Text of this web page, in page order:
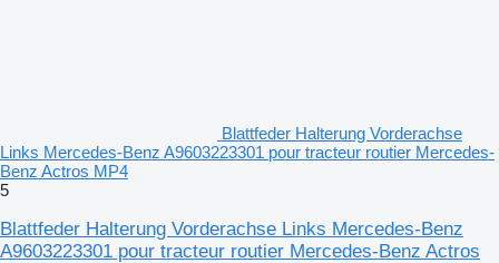
Blattfeder Halterung Vorderachse
Links Mercedes-Benz A9603223301 pour tracteur routier Mercedes-
Benz Actros MP4
5
Blattfeder Halterung Vorderachse Links Mercedes-Benz
A9603223301 pour tracteur routier Mercedes-Benz Actros